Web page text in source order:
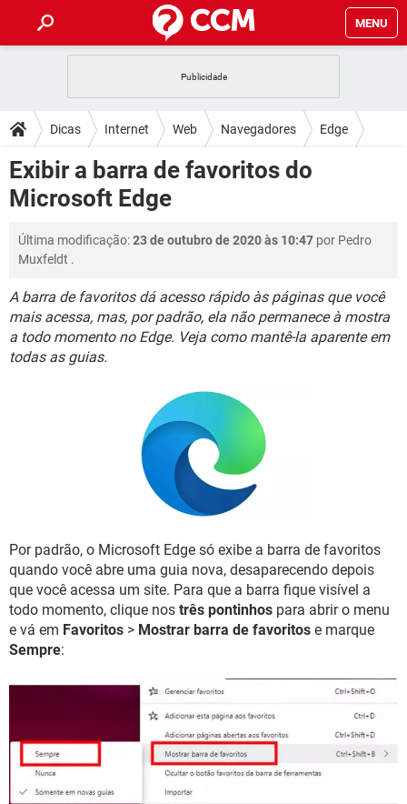
MENU
CELULAR FACEBOOK
OUTLOOK EXCEL
INSTAGRAM
DICAS
JOGOS
CELULAR FACEBOOK
INSTAGRAM GMAIL
DOWNLOADS
JOGOS
OUTLOOK
INSTAGRAM GMAIL
GUIA DE COMPRAS
FÓRUM
JOGOS WHATSAPP
OUTLOOK EXCEL
INSTAGRAM GMAIL
GUIA DE COMPRAS
GLOSSÁRIO
JOGOS WHATSAPP
CELULAR FACEBOOK
OUTLOOK
Dicas Internet Web Navegadores Edge
Exibir a barra de favoritos do
Microsoft Edge
Última modificação:23 de outubro de 2020 às 10:47 por Pedro
Muxfeldt .
A barra de favoritos dá acesso rápido às páginas que você
mais acessa, mas, por padrão, ela não permanece à mostra
a todo momento no Edge. Veja como mantê-la aparente em
todas as guias.
Por padrão, o Microsoft Edge só exibe a barra de favoritos
quando você abre uma guia nova, desaparecendo depois
que você acessa um site. Para que a barra fique visível a
todo momento, clique nos três pontinhos para abrir o menu
e vá em Favoritos > Mostrar barra de favoritos e marque
Sempre: